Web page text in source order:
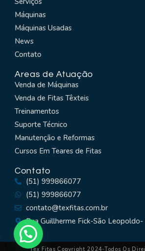
Máquinas
Máquinas Usadas
News
Contato
Areas de Atuação
Venda de Máquinas
Venda de Fitas Têxteis
Treinamentos
Suporte Técnico
Manutenção e Reformas
Cursos Em Teares de Fitas
Contato
(51) 999866077
(51) 999866077
contato@texfitas.com.br
Rua Guillherme Fick-São Leopoldo-
Tex Fitas Copyright 2024-Todos Os